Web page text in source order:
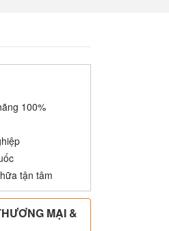
100%
tận tâm
MẠI &